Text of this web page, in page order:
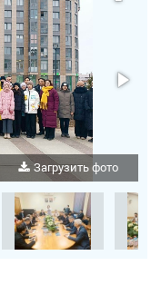
Загрузить фото